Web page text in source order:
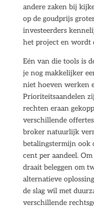
andere zaken bij
op de goudprijs
investeerders
het project en wordt
Eén van die tools is
je nog makkelijker
niet hoeven werken
Prioriteitsaandelen
rechten eraan
verschillende
broker natuurlijk
betalingstermijn ook
cent per aandeel.
draait beleggen om
alternatieve
de slag wil met
verschillende